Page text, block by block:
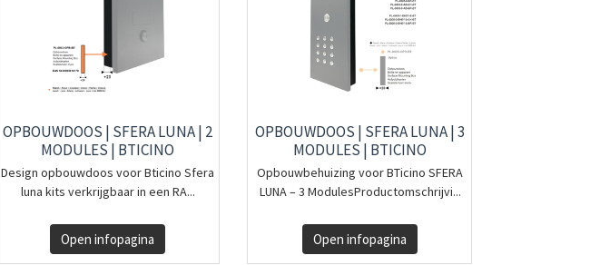
OPBOUWDOOS | SFERA LUNA | 2
MODULES | BTICINO
Design opbouwdoos voor Bticino Sfera
luna kits verkrijgbaar in een RA...
Open infopagina
OPBOUWDOOS | SFERA LUNA | 3
MODULES | BTICINO
Opbouwbehuizing voor BTicino SFERA
LUNA – 3 ModulesProductomschrijvi...
Open infopagina